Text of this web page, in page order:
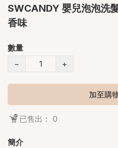
SWCANDY 嬰兒泡泡洗
香味
數量
−
+
加至購
已售出： 0
簡介